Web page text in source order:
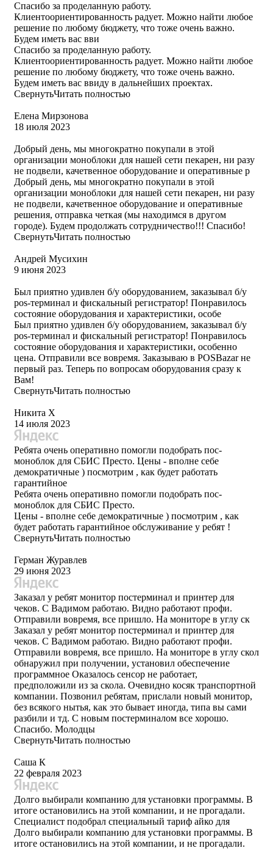
Спасибо за проделанную работу.
Клиентоориентированность радует. Можно найти любое
решение по любому бюджету, что тоже очень важно.
Будем иметь вас вви
Спасибо за проделанную работу.
Клиентоориентированность радует. Можно найти любое
решение по любому бюджету, что тоже очень важно.
Будем иметь вас ввиду в дальнейших проектах.
СвернутьЧитать полностью
Елена Мирзонова
18 июля 2023
Добрый день, мы многократно покупали в этой
организации моноблоки для нашей сети пекарен, ни разу
не подвели, качетвенное оборудование и оперативные р
Добрый день, мы многократно покупали в этой
организации моноблоки для нашей сети пекарен, ни разу
не подвели, качетвенное оборудование и оперативные
решения, отправка четкая (мы находимся в другом
городе). Будем продолжать сотрудничество!!! Спасибо!
СвернутьЧитать полностью
Андрей Мусихин
9 июня 2023
Был приятно удивлен б/у оборудованием, заказывал б/у
pos-терминал и фискальный регистратор! Понравилось
состояние оборудования и характеристики, особе
Был приятно удивлен б/у оборудованием, заказывал б/у
pos-терминал и фискальный регистратор! Понравилось
состояние оборудования и характеристики, особенно
цена. Отправили все вовремя. Заказываю в POSBazar не
первый раз. Теперь по вопросам оборудования сразу к
Вам!
СвернутьЧитать полностью
Никита Х
14 июля 2023
Ребята очень оперативно помогли подобрать пос-
моноблок для СБИС Престо. Цены - вполне себе
демократичные ) посмотрим , как будет работать
гарантийное
Ребята очень оперативно помогли подобрать пос-
моноблок для СБИС Престо.
Цены - вполне себе демократичные ) посмотрим , как
будет работать гарантийное обслуживание у ребят !
СвернутьЧитать полностью
Герман Журавлев
29 июня 2023
Заказал у ребят монитор постерминал и принтер для
чеков. С Вадимом работаю. Видно работают профи.
Отправили вовремя, все пришло. На мониторе в углу ск
Заказал у ребят монитор постерминал и принтер для
чеков. С Вадимом работаю. Видно работают профи.
Отправили вовремя, все пришло. На мониторе в углу скол
обнаружил при получении, установил обеспечение
программное Оказалось сенсор не работает,
предположили из за скола. Очевидно косяк транспортной
компании. Позвонил ребятам, прислали новый монитор,
без всякого нытья, как это бывает иногда, типа вы сами
разбили и тд. С новым постерминалом все хорошо.
Спасибо. Молодцы
СвернутьЧитать полностью
Саша К
22 февраля 2023
Долго выбирали компанию для установки программы. В
итоге остановились на этой компании, и не прогадали.
Специалист подобрал специальный тариф айко для
Долго выбирали компанию для установки программы. В
итоге остановились на этой компании, и не прогадали.